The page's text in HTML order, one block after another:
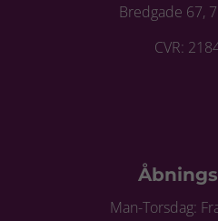
Bredgade 67,
CVR:
Man-Torsdag: